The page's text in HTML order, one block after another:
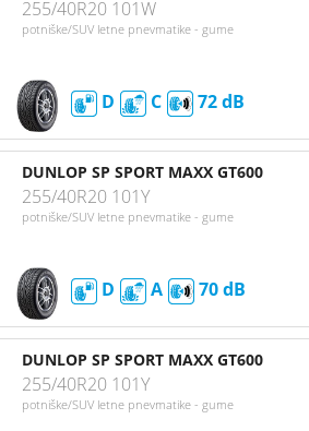
255/40R20 101W
potniške/SUV letne pnevmatike - gume
D C 72
DUNLOP SP SPORT MAXX GT600
255/40R20 101Y
potniške/SUV letne pnevmatike - gume
D A 70
DUNLOP SP SPORT MAXX GT600
255/40R20 101Y
potniške/SUV letne pnevmatike - gume